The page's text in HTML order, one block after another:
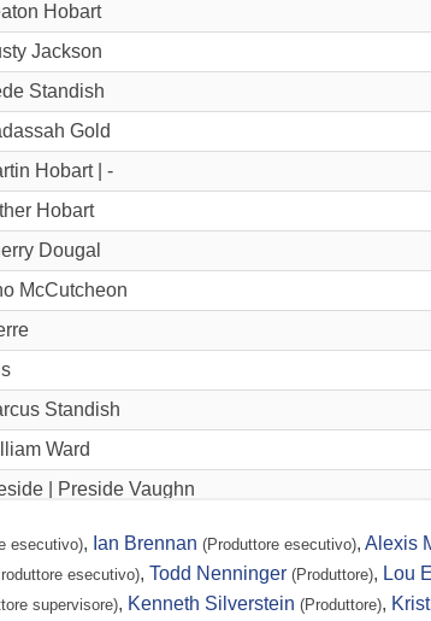
Hobart
Jackson
Standish
Gold
Hobart | -
Hobart
Dougal
McCutcheon
Standish
Ward
| Preside Vaughn
Sloan
esecutivo), Ian Brennan (Produttore esecutivo), Alexis
esecutivo), Todd Nenninger (Produttore), Lou
supervisore), Kenneth Silverstein (Produttore),